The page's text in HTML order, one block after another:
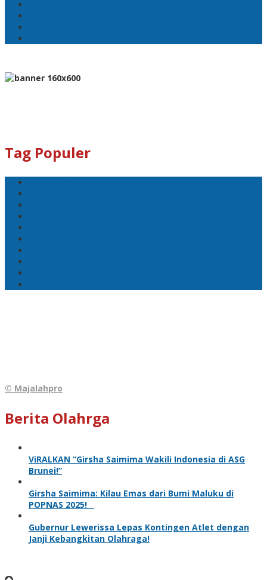
Tag Populer
© Majalahpro
Berita Olahrga
ViRALKAN “Girsha Saimima Wakili Indonesia di ASG
Brunei!”
Girsha Saimima: Kilau Emas dari Bumi Maluku di
POPNAS 2025!
Gubernur Lewerissa Lepas Kontingen Atlet dengan
Janji Kebangkitan Olahraga!